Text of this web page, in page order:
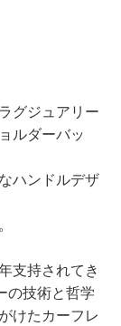
グジュアリー
ルダーバッ
ハンドルデザ
支持されてき
の技術と哲学
けたカーフレ